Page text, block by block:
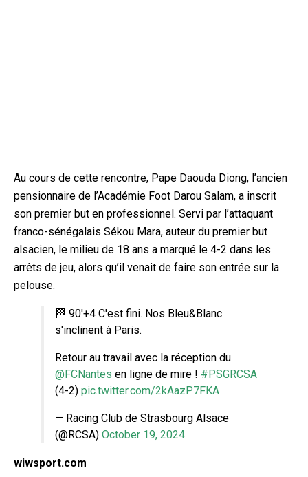
Au cours de cette rencontre, Pape Daouda Diong, l’ancien
pensionnaire de l’Académie Foot Darou Salam, a inscrit
son premier but en professionnel. Servi par l’attaquant
franco-sénégalais Sékou Mara, auteur du premier but
alsacien, le milieu de 18 ans a marqué le 4-2 dans les
arrêts de jeu, alors qu’il venait de faire son entrée sur la
pelouse.
🏁 90'+4 C'est fini. Nos Bleu&Blanc
s'inclinent à Paris.
Retour au travail avec la réception du
@FCNantes en ligne de mire ! #PSGRCSA
(4-2) pic.twitter.com/2kAazP7FKA
— Racing Club de Strasbourg Alsace
(@RCSA) October 19, 2024
wiwsport.com